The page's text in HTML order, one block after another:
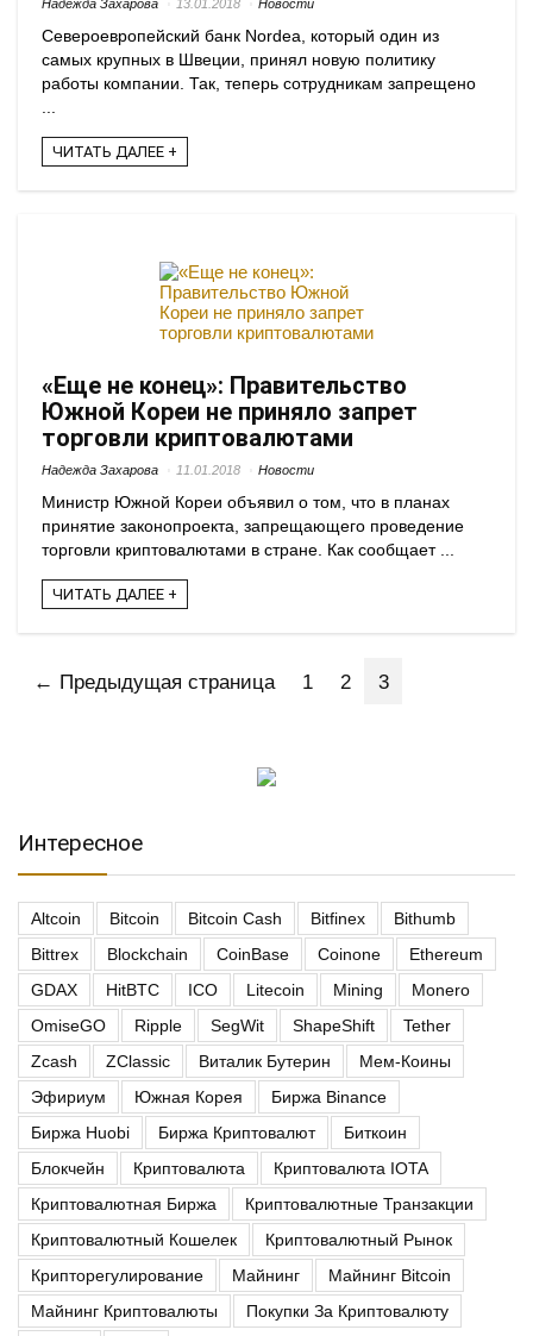
Надежда Захарова 13.01.2018 Новости
Североевропейский банк Nordea, который один из
самых крупных в Швеции, принял новую политику
работы компании. Так, теперь сотрудникам запрещено
ЧИТАТЬ ДАЛЕЕ +
«Еще не конец»: Правительство
Южной Кореи не приняло запрет
торговли криптовалютами
Надежда Захарова 11.01.2018 Новости
Министр Южной Кореи объявил о том, что в планах
принятие законопроекта, запрещающего проведение
торговли криптовалютами в стране. Как сообщает ...
ЧИТАТЬ ДАЛЕЕ +
← Предыдущая страница 1 2 3
Интересное
Altcoin Bitcoin Bitcoin Cash Bitfinex
Bithumb
Bittrex
Blockchain CoinBase Coinone
Ethereum
GDAX
HitBTC ICO Litecoin Mining
Monero
OmiseGO
Ripple SegWit ShapeShift
Tether
Zcash
ZClassic Виталик Бутерин
Мем-Коины
Эфириум
Южная Корея
Биржа Binance
Биржа Huobi
Биржа Криптовалют
Биткоин
Блокчейн
Криптовалюта
Криптовалюта IOTA
Криптовалютная Биржа
Криптовалютные Транзакции
Криптовалютный Кошелек
Криптовалютный Рынок
Крипторегулирование
Майнинг
Майнинг Bitcoin
Майнинг Криптовалюты
Покупки За Криптовалюту